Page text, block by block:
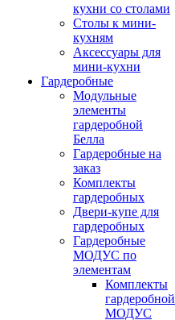
кухни со столами
Столы к мини-
кухням
Аксессуары для
мини-кухни
Гардеробные
Модульные
элементы
гардеробной
Белла
Гардеробные на
заказ
Комплекты
гардеробных
Двери-купе для
гардеробных
Гардеробные
МОДУС по
элементам
Комплекты
гардеробной
МОДУС